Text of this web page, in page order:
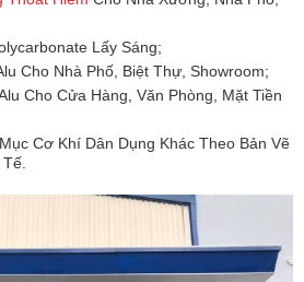
Lấy Sáng;
Cho Nhà Phố, Biệt Thự, Showroom;
Cho Cửa Hàng, Văn Phòng, Mặt Tiền
Cơ Khí Dân Dụng Khác Theo Bản Vẽ